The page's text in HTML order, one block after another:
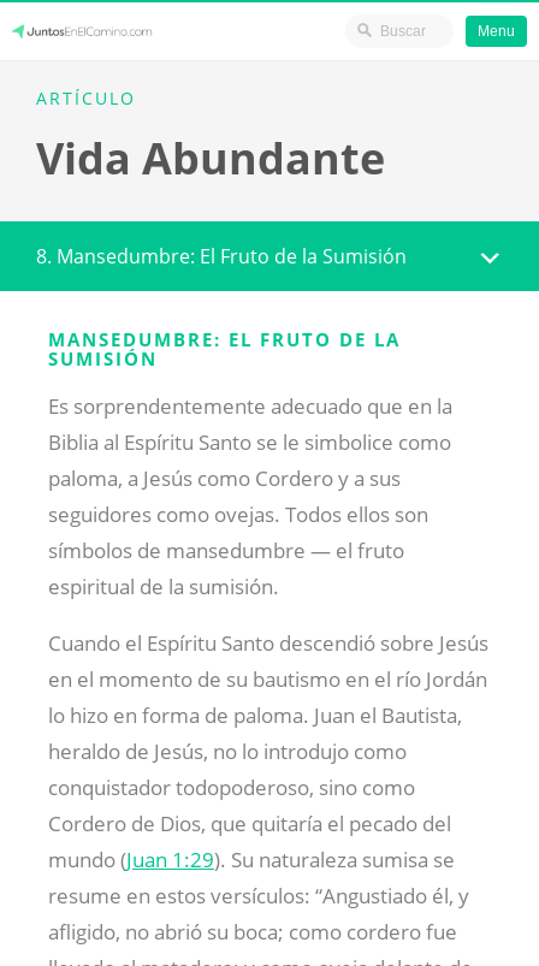
content
JuntosEnElCamino.com
Menu
ARTÍCULO
Vida Abundante
8. Mansedumbre: El Fruto de la Sumisión
MANSEDUMBRE: EL FRUTO DE LA
SUMISIÓN
Es sorprendentemente adecuado que en la
Biblia al Espíritu Santo se le simbolice como
paloma, a Jesús como Cordero y a sus
seguidores como ovejas. Todos ellos son
símbolos de mansedumbre — el fruto
espiritual de la sumisión.
Cuando el Espíritu Santo descendió sobre Jesús
en el momento de su bautismo en el río Jordán
lo hizo en forma de paloma. Juan el Bautista,
heraldo de Jesús, no lo introdujo como
conquistador todopoderoso, sino como
Cordero de Dios, que quitaría el pecado del
mundo (Juan 1:29). Su naturaleza sumisa se
resume en estos versículos: “Angustiado él, y
afligido, no abrió su boca; como cordero fue